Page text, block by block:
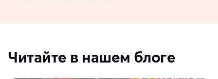
Читайте в нашем блоге